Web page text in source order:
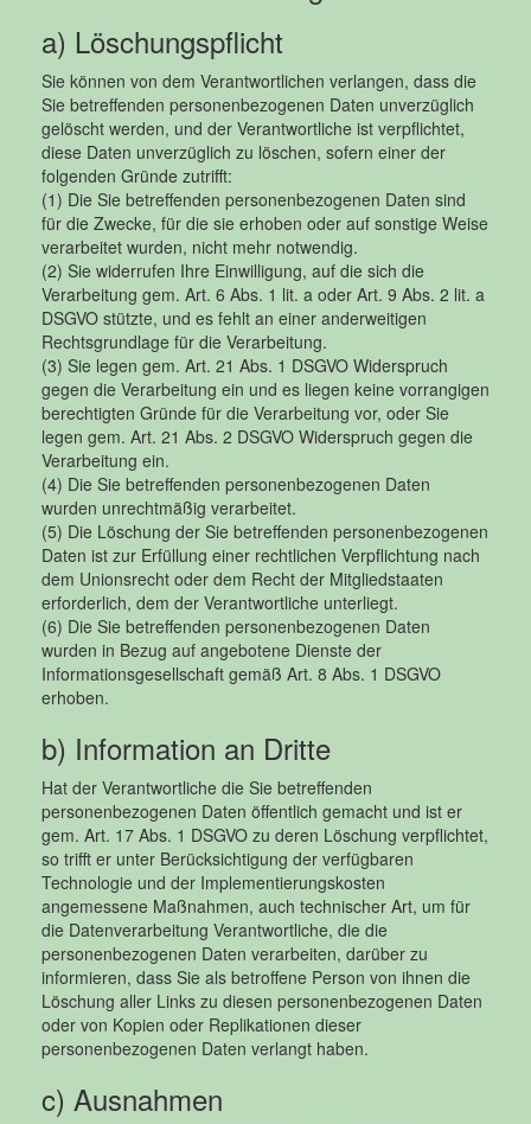
a) Löschungspflicht
Sie können von dem Verantwortlichen verlangen, dass die
Sie betreffenden personenbezogenen Daten unverzüglich
gelöscht werden, und der Verantwortliche ist verpflichtet,
diese Daten unverzüglich zu löschen, sofern einer der
folgenden Gründe zutrifft:
(1) Die Sie betreffenden personenbezogenen Daten sind
für die Zwecke, für die sie erhoben oder auf sonstige Weise
verarbeitet wurden, nicht mehr notwendig.
(2) Sie widerrufen Ihre Einwilligung, auf die sich die
Verarbeitung gem. Art. 6 Abs. 1 lit. a oder Art. 9 Abs. 2 lit. a
DSGVO stützte, und es fehlt an einer anderweitigen
Rechtsgrundlage für die Verarbeitung.
(3) Sie legen gem. Art. 21 Abs. 1 DSGVO Widerspruch
gegen die Verarbeitung ein und es liegen keine vorrangigen
berechtigten Gründe für die Verarbeitung vor, oder Sie
legen gem. Art. 21 Abs. 2 DSGVO Widerspruch gegen die
Verarbeitung ein.
(4) Die Sie betreffenden personenbezogenen Daten
wurden unrechtmäßig verarbeitet.
(5) Die Löschung der Sie betreffenden personenbezogenen
Daten ist zur Erfüllung einer rechtlichen Verpflichtung nach
dem Unionsrecht oder dem Recht der Mitgliedstaaten
erforderlich, dem der Verantwortliche unterliegt.
(6) Die Sie betreffenden personenbezogenen Daten
wurden in Bezug auf angebotene Dienste der
Informationsgesellschaft gemäß Art. 8 Abs. 1 DSGVO
erhoben.
b) Information an Dritte
Hat der Verantwortliche die Sie betreffenden
personenbezogenen Daten öffentlich gemacht und ist er
gem. Art. 17 Abs. 1 DSGVO zu deren Löschung verpflichtet,
so trifft er unter Berücksichtigung der verfügbaren
Technologie und der Implementierungskosten
angemessene Maßnahmen, auch technischer Art, um für
die Datenverarbeitung Verantwortliche, die die
personenbezogenen Daten verarbeiten, darüber zu
informieren, dass Sie als betroffene Person von ihnen die
Löschung aller Links zu diesen personenbezogenen Daten
oder von Kopien oder Replikationen dieser
personenbezogenen Daten verlangt haben.
c) Ausnahmen